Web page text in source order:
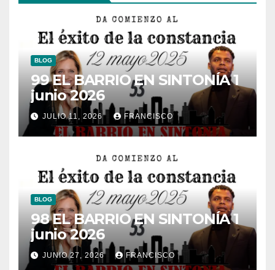
BLOG
99 EL BARRIO EN SINTONÍA 1
junio 2026
JULIO 11, 2026 FRANCISCO
BLOG
98 EL BARRIO EN SINTONÍA 1
junio 2026
JUNIO 27, 2026 FRANCISCO